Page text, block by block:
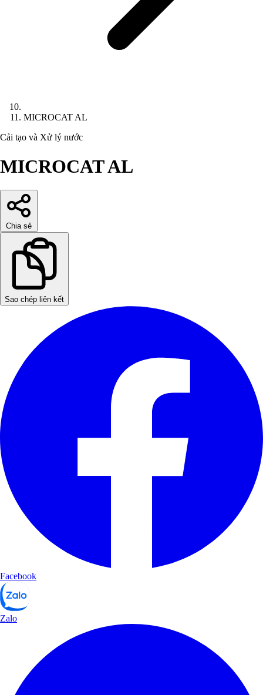
MICROCAT AL
Cải tạo và Xử lý nước
MICROCAT AL
Chia sẻ
Sao chép liên kết
Facebook
Zalo